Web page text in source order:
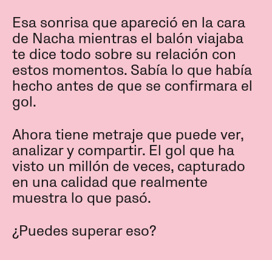
Esa sonrisa que apareció en la cara
de Nacha mientras el balón viajaba
te dice todo sobre su relación con
estos momentos. Sabía lo que había
hecho antes de que se confirmara el
gol.
Ahora tiene metraje que puede ver,
analizar y compartir. El gol que ha
visto un millón de veces, capturado
en una calidad que realmente
muestra lo que pasó.
¿Puedes superar eso?